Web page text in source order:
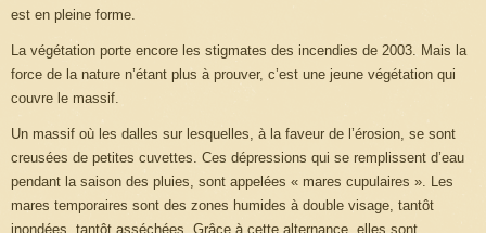
est en pleine forme.
La végétation porte encore les stigmates des incendies de 2003. Mais la
force de la nature n’étant plus à prouver, c’est une jeune végétation qui
couvre le massif.
Un massif où les dalles sur lesquelles, à la faveur de l’érosion, se sont
creusées de petites cuvettes. Ces dépressions qui se remplissent d’eau
pendant la saison des pluies, sont appelées « mares cupulaires ». Les
mares temporaires sont des zones humides à double visage, tantôt
inondées, tantôt asséchées. Grâce à cette alternance, elles sont